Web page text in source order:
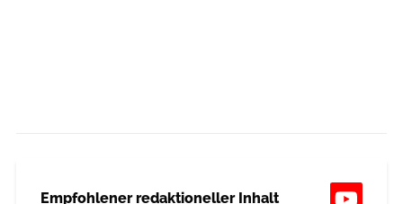
Empfohlener redaktioneller Inhalt